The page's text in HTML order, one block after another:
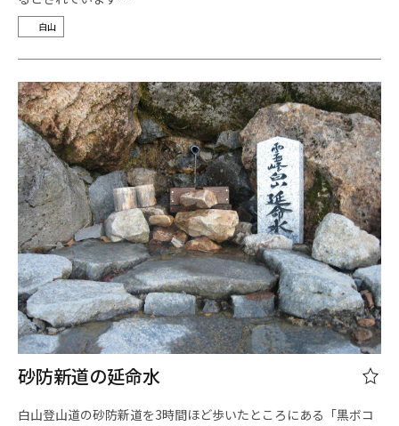
白山
砂防新道の延命水
白山登山道の砂防新道を3時間ほど歩いたところにある「黒ボコ